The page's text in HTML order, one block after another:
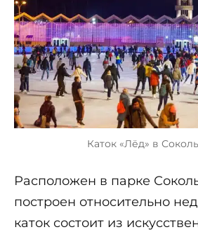
Каток «Лёд» в
Расположен в парке
построен относительно
каток состоит из